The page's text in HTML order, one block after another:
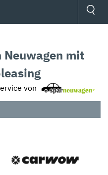
Neuwagen mit
von